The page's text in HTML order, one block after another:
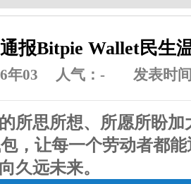
报Bitpie Wallet民生
年03 人气： - 发表时
所思所想、所愿所盼加
，让每一个劳动者都
久远未来。